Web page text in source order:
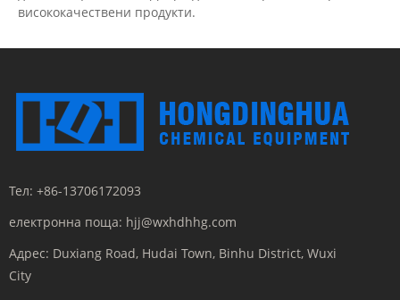
висококачествени продукти.
Тел: +86-13706172093
електронна поща: hjj@wxhdhhg.com
Адрес: Duxiang Road, Hudai Town, Binhu District, Wuxi
City